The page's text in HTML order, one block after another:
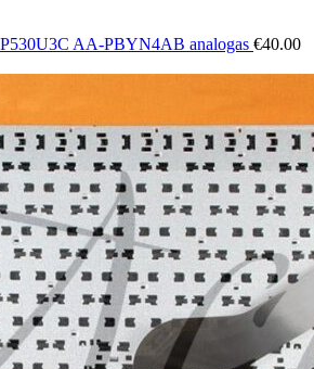
AA-PBYN4AB analogas €40.00